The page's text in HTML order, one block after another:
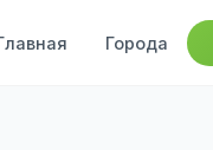
Города